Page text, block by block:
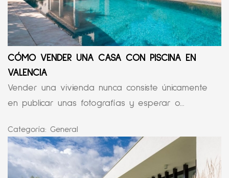
CÓMO VENDER UNA CASA CON PISCINA EN
VALENCIA
Vender una vivienda nunca consiste únicamente
en publicar unas fotografías y esperar o...
Categoría: General